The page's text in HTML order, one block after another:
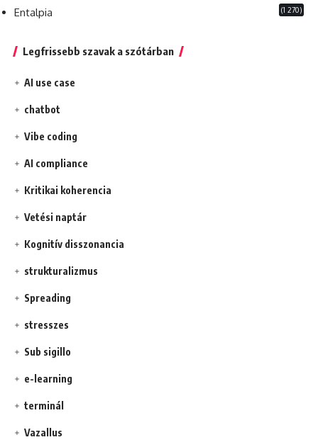
Entalpia
(1 270)
Legfrissebb szavak a szótárban
AI use case
chatbot
Vibe coding
AI compliance
Kritikai koherencia
Vetési naptár
Kognitív disszonancia
strukturalizmus
Spreading
stresszes
Sub sigillo
e-learning
terminál
Vazallus